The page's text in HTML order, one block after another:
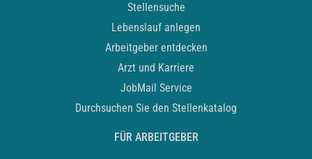
Stellensuche
Lebenslauf anlegen
Arbeitgeber entdecken
Arzt und Karriere
JobMail Service
Durchsuchen Sie den Stellenkatalog
FÜR ARBEITGEBER